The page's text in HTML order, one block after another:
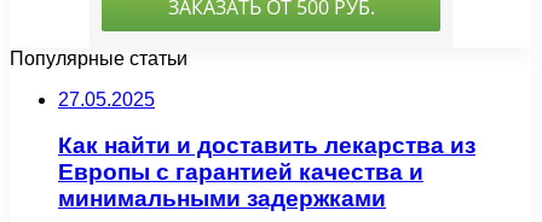
Популярные статьи
27.05.2025
Как найти и доставить лекарства из
Европы с гарантией качества и
минимальными задержками